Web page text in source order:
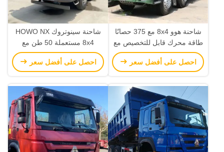
شاحنة هوو 8x4 مع 375 حصانًا
طاقة محرك قابل للتخصيص مع
معيار انبعاثات اليورو 2 قوة
حصان و LHD
احصل على أفضل سعر
شاحنة سينوتروك HOWO NX
8x4 مستعملة 50 طن مع
القشرة وخزان الوقود 400L
احصل على أفضل سعر